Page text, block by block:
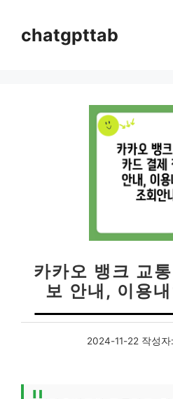
chatgpttab
카카오 뱅크 교
보 안내, 이용
2024-11-22 작성자: